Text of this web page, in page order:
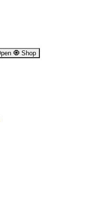
Open 🧿 Shop